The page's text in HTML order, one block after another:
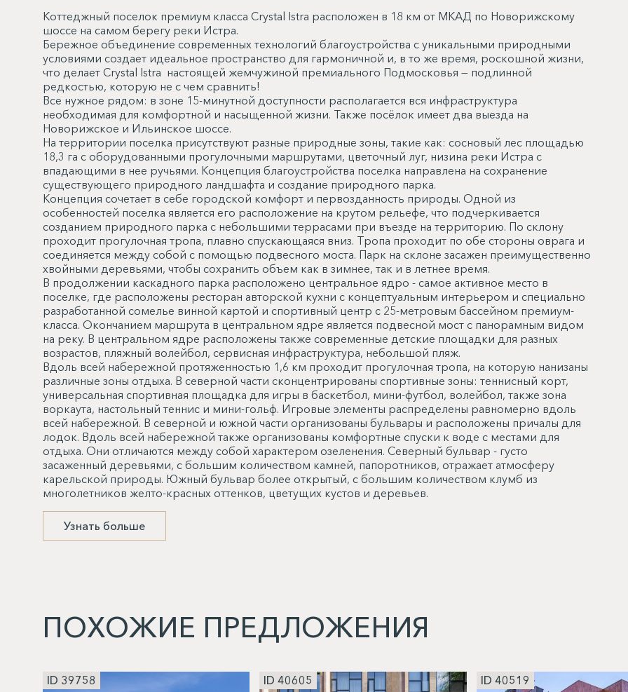
Коттеджный поселок премиум класса Crystal Istra расположен в 18 км от МКАД по Новорижскому
шоссе на самом берегу реки Истра.
Бережное объединение современных технологий благоустройства с уникальными природными
условиями создает идеальное пространство для гармоничной и, в то же время, роскошной жизни,
что делает Crystal Istra настоящей жемчужиной премиального Подмосковья — подлинной
редкостью, которую не с чем сравнить!
Все нужное рядом: в зоне 15-минутной доступности располагается вся инфраструктура
необходимая для комфортной и насыщенной жизни. Также посёлок имеет два выезда на
Новорижское и Ильинское шоссе.
На территории поселка присутствуют разные природные зоны, такие как: сосновый лес площадью
18,3 га с оборудованными прогулочными маршрутами, цветочный луг, низина реки Истра с
впадающими в нее ручьями. Концепция благоустройства поселка направлена на сохранение
существующего природного ландшафта и создание природного парка.
Концепция сочетает в себе городской комфорт и первозданность природы. Одной из
особенностей поселка является его расположение на крутом рельефе, что подчеркивается
созданием природного парка с небольшими террасами при въезде на территорию. По склону
проходит прогулочная тропа, плавно спускающаяся вниз. Тропа проходит по обе стороны оврага и
соединяется между собой с помощью подвесного моста. Парк на склоне засажен преимущественно
хвойными деревьями, чтобы сохранить объем как в зимнее, так и в летнее время.
В продолжении каскадного парка расположено центральное ядро - самое активное место в
поселке, где расположены ресторан авторской кухни с концептуальным интерьером и специально
разработанной сомелье винной картой и спортивный центр с 25-метровым бассейном премиум-
класса. Окончанием маршрута в центральном ядре является подвесной мост с панорамным видом
на реку. В центральном ядре расположены также современные детские площадки для разных
возрастов, пляжный волейбол, сервисная инфраструктура, небольшой пляж.
Вдоль всей набережной протяженностью 1,6 км проходит прогулочная тропа, на которую нанизаны
различные зоны отдыха. В северной части сконцентрированы спортивные зоны: теннисный корт,
универсальная спортивная площадка для игры в баскетбол, мини-футбол, волейбол, также зона
воркаута, настольный теннис и мини-гольф. Игровые элементы распределены равномерно вдоль
всей набережной. В северной и южной части организованы бульвары и расположены причалы для
лодок. Вдоль всей набережной также организованы комфортные спуски к воде с местами для
отдыха. Они отличаются между собой характером озеленения. Северный бульвар - густо
засаженный деревьями, с большим количеством камней, папоротников, отражает атмосферу
карельской природы. Южный бульвар более открытый, с большим количеством клумб из
многолетников желто-красных оттенков, цветущих кустов и деревьев.
Узнать больше
ПОХОЖИЕ ПРЕДЛОЖЕНИЯ
ID 39758 ID 40605 ID 40519